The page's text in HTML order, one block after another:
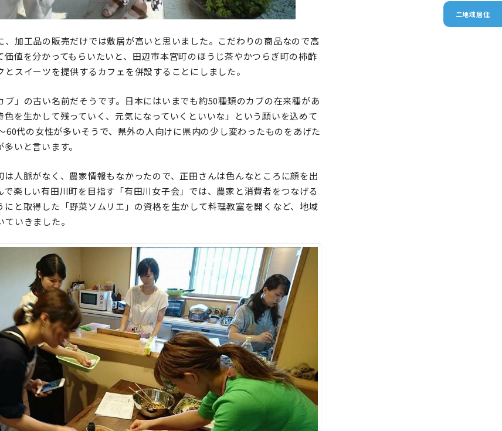
二地域居住
、加工品の販売だけでは敷居が高いと思いました。こだわりの商品なので高
値を分かってもらいたいと、田辺市本宮町のほうじ茶やかつらぎ町の柿酢
スイーツを提供するカフェを併設することにしました。
ブ」の古い名前だそうです。日本にはいまでも約50種類のカブの在来種があ
色を生かして残っていく、元気になっていくといいな」という願いを込めて
60代の女性が多いそうで、県外の人向けに県内の少し変わったものをあげた
いと言います。
は人脈がなく、農家情報もなかったので、正田さんは色んなところに顔を出
で楽しい有田川町を目指す「有田川女子会」では、農家と消費者をつなげる
にと取得した「野菜ソムリエ」の資格を生かして料理教室を開くなど、地域
いきました。